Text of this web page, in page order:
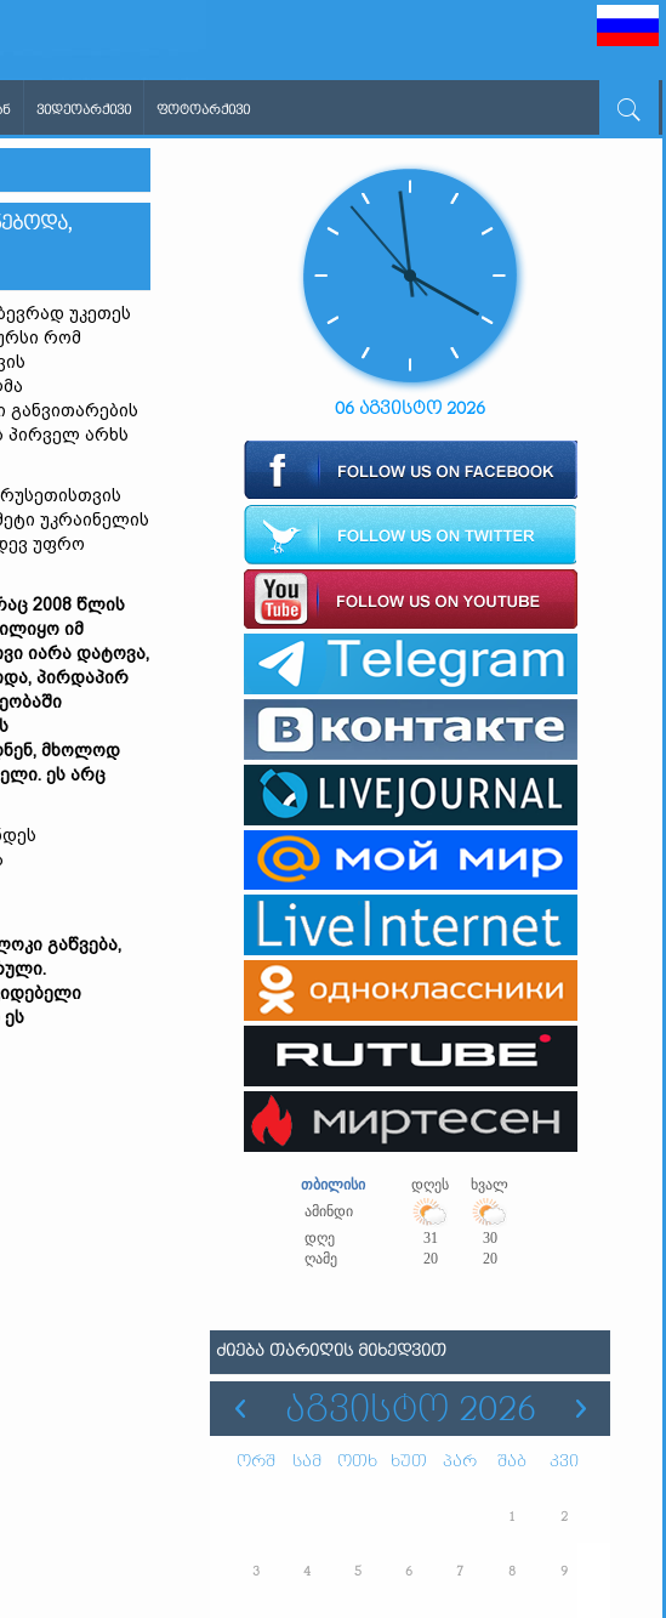
ᲕᲘᲓᲔᲝᲐᲠᲥᲘᲕᲘ ᲤᲝᲢᲝᲐᲠᲥᲘᲕᲘ
უკეთეს
რომ
პირველ არხს
უკრაინელის
უფრო
2008 წლის
იმ
იარა დატოვა,
პირდაპირ
მხოლოდ
ეს არც
გაწვება,
06 აგვისტო 2026
თბილისი დღეს
ხვალ
ამინდი
დღე
31
30
ღამე
20 20
ᲫᲘᲔᲑᲐ ᲗᲐᲠᲘᲦᲘᲡ ᲛᲘᲮᲔᲓᲕᲘᲗ
ᲐᲒᲕᲘᲡᲢᲝ 2026
ორშ სამ ოთხ ხუთ პარ შაბ კვი
1 2
3 4 5 6 7 8 9